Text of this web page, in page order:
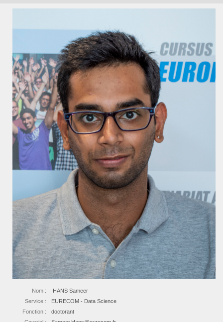
Nom :
HANS Sameer
Service :
EURECOM - Data Science
Fonction :
doctorant